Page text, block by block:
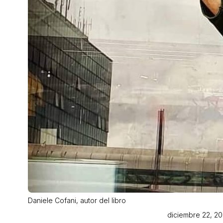
Daniele Cofani, autor del libro
diciembre 22,